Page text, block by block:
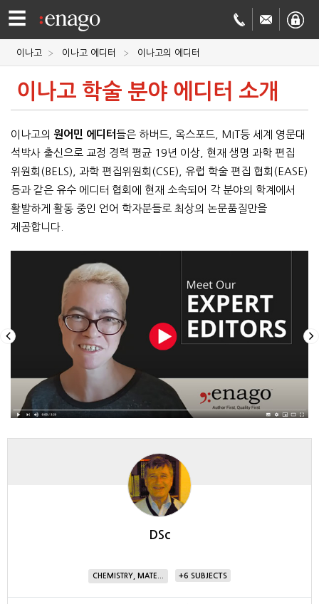
☰
영문
교정
저널
투고
학술
번역
결제정보
회사
소개
이나고 이나고 에디터 이나고의 에디터
이나고 학술 분야 에디터 소개
이나고의 원어민 에디터 들은 하버드, 옥스포드, MIT등 세계 영문대
석박사 출신으로 교정 경력 평균 19년 이상, 현재 생명 과학 편집
위원회(BELS), 과학 편집위원회(CSE), 유럽 학술 편집 협회(EASE)
등과 같은 유수 에디터 협회에 현재 소속되어 각 분야의 학계에서
활발하게 활동 중인 언어 학자분들로 최상의 논문품질만을
제공합니다.
DSc
CHEMISTRY, MATE... 6